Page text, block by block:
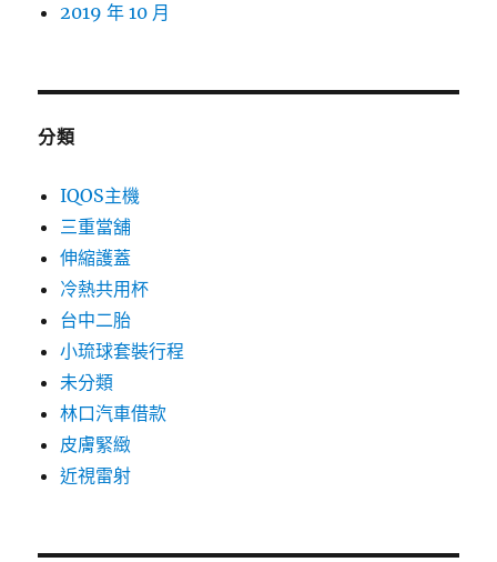
2019 年 10 月
分類
IQOS主機
三重當舖
伸縮護蓋
冷熱共用杯
台中二胎
小琉球套裝行程
未分類
林口汽車借款
皮膚緊緻
近視雷射